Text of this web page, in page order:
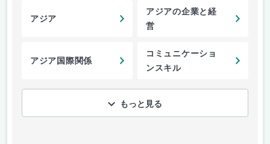
アジア
アジアの企業と経
営
アジア国際関係
コミュニケーショ
ンスキル
もっと見る